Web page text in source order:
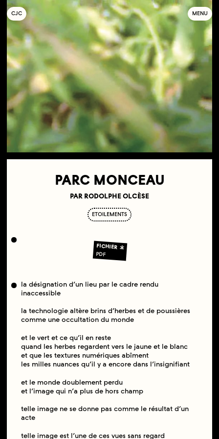
COLLECTIF
JEUNE
C INÉMA MENU
PARC MONCEAU
PAR RODOLPHE OLCÈSE
ETOILEMENTS
FICHIER
PDF
la désignation d’un lieu par le cadre rendu
inaccessible
la technologie altère brins d’herbes et de poussières
comme une occultation du monde
et le vert et ce qu’il en reste
quand les herbes regardent vers le jaune et le blanc
et que les textures numériques abîment
les milles nuances qu’il y a encore dans l’insignifiant
et le monde doublement perdu
et l’image qui n’a plus de hors champ
telle image ne se donne pas comme le résultat d’un
acte
telle image est l’une de ces vues sans regard